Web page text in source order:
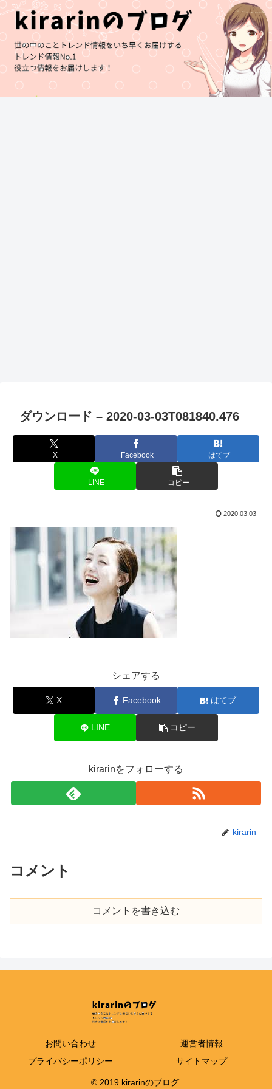
ダウンロード – 2020-03-03T081840.476
X Facebook はてブ
LINE コピー
2020.03.03
シェアする
X Facebook はてブ
LINE コピー
kirarinをフォローする
kirarin
コメント
コメントを書き込む
お問い合わせ
運営者情報
プライバシーポリシー
サイトマップ
© 2019 kirarinのブログ.